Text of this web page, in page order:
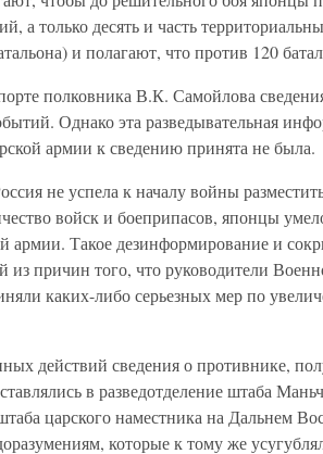
а только десять и часть
и полагают, что против 120
полковника В.К. Самойлова
Однако эта разведывательная
армии к сведению принята не была.
не успела к началу войны
войск и боеприпасов, японцы
армии. Такое дезинформирование и
из причин того, что руководители
каких-либо серьезных мер по
действий сведения о противнике,
в разведотделение штаба
царского наместника на Дальнем
которые к тому же